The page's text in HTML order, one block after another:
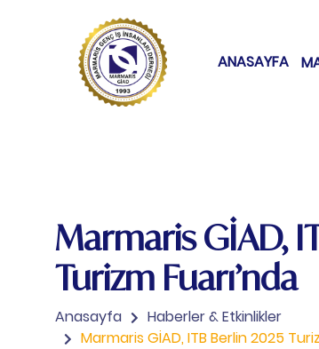
ANASAYFA
Marmaris GİAD,
Turizm Fuarı’nda
Anasayfa
Haberler & Etkinlikler
Marmaris GİAD, ITB Berlin 2025